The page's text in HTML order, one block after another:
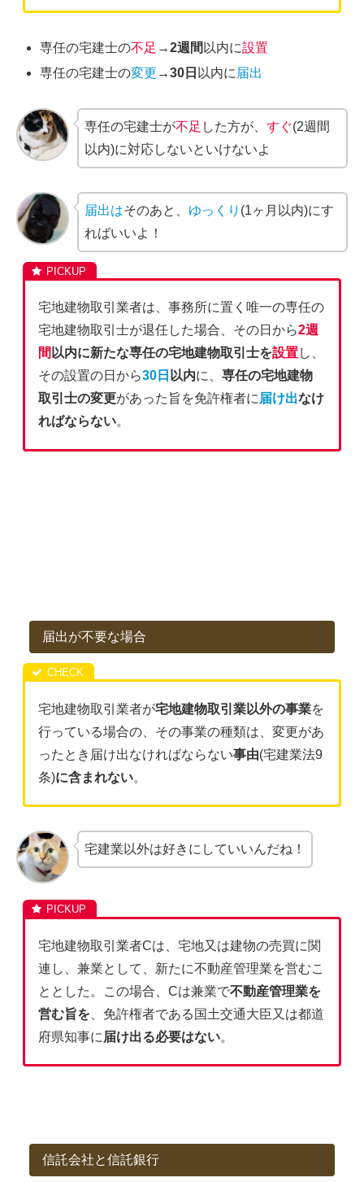
専任の宅建士の不足 →2週間 以内に設置
専任の宅建士の変更 →30日 以内に 届出
専任の宅建士が不足 した方が、すぐ(2週間
以内)に対応しないといけないよ
届出はそのあと、 ゆっくり (1ヶ月以内)にす
ればいいよ！
宅地建物取引業者は、事務所に置く唯一の専任の
宅地建物取引士が退任した場合、その日から2週
間以内に新たな専任の宅地建物取引士を設置し、
その設置の日から30日 以内に、専任の宅地建物
取引士の変更があった旨を免許権者に届け出なけ
ればならない。
届出が不要な場合
宅地建物取引業者が宅地建物取引業以外の事業を
行っている場合の、その事業の種類は、変更があ
ったとき届け出なければならない事由(宅建業法9
条)に含まれない。
宅建業以外は好きにしていいんだね！
宅地建物取引業者Cは、宅地又は建物の売買に関
連し、兼業として、新たに不動産管理業を営むこ
ととした。この場合、Cは兼業で不動産管理業を
営む旨を 、免許権者である国土交通大臣又は都道
府県知事に 届け出る必要はない。
信託会社と信託銀行